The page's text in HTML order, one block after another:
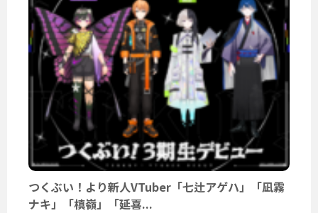
つくぶい！より新人VTuber「七辻アゲハ」「凪霧
ナキ」「槙嶺」「延喜...